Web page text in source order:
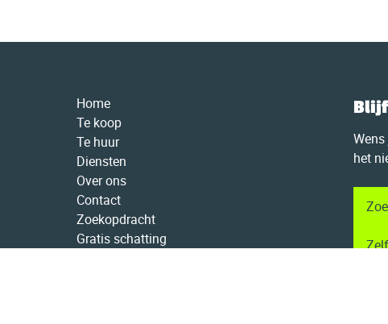
Home
Te koop
Te huur
Diensten
Over ons
Contact
Zoekopdracht
Gratis schatting
Blijf
het